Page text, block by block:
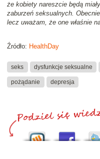
że kobiety nareszcie będą
zaburzeń seksualnych.
lecz uważam, że one właśnie
Źródło: HealthDay
seks dysfunkcje seksualne
pożądanie depresja